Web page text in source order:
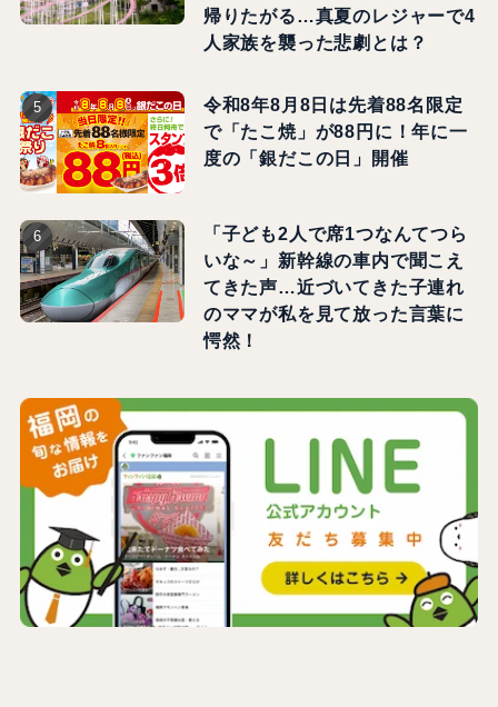
帰りたがる…真夏のレジャーで4
人家族を襲った悲劇とは？
令和8年8月8日は先着88名限定
で「たこ焼」が88円に！年に一
度の「銀だこの日」開催
「子ども2人で席1つなんてつら
いな～」新幹線の車内で聞こえ
てきた声…近づいてきた子連れ
のママが私を見て放った言葉に
愕然！